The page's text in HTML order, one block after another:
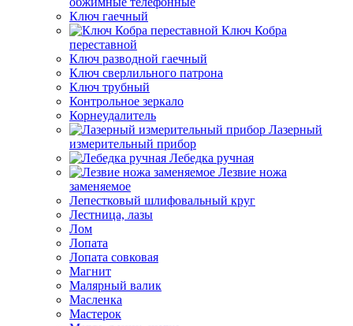
Ключ гаечный
Ключ Кобра
переставной
Ключ разводной гаечный
Ключ сверлильного патрона
Ключ трубный
Контрольное зеркало
Корнеудалитель
Лазерный
измерительный прибор
Лебедка ручная
Лезвие ножа
заменяемое
Лепестковый шлифовальный круг
Лестница, лазы
Лом
Лопата
Лопата совковая
Магнит
Малярный валик
Масленка
Мастерок